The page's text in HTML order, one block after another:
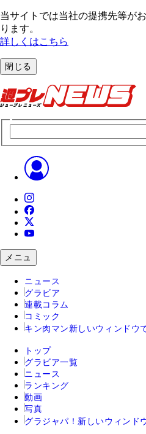
当サイトでは当社の提携先等が
ります。
詳しくはこちら
閉じる
メニュ
ニュース
グラビア
連載コラム
コミック
キン肉マン 新しいウィンドウ
トップ
グラビア一覧
ニュース
ランキング
動画
写真
グラジャパ！ 新しいウィンド